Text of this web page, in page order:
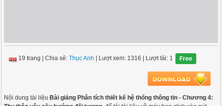
19 trang |Chia sẻ:Thục Anh | Lượt xem: 1316 | Lượt tải: 1 Free
Nội dung tài liệu Bài giảng Phân tích thiết kế hệ thống thông tin - Chương 4: